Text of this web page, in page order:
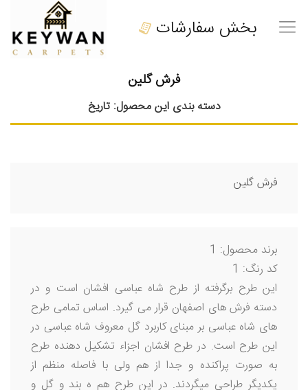
بخش سفارشات
فرش گلین
دسته بندی این محصول:تاریخ
فرش گلین
برند محصول: 1
کد رنگ: 1
این طرح برگرفته از طرح شاه عباسی افشان است و در
دسته فرش های اصفهان قرار می گیرد. اساس تمامی طرح
های شاه عباسی بر مبنای کاربرد گل معروف شاه عباسی در
این طرح است. در طرح افشان اجزاء تشکیل دهنده طرح
به صورت پراکنده و جدا از هم ولی با فاصله منظم از
یکدیگر طراحی میگردند. در این طرح هم ه بند و گل و